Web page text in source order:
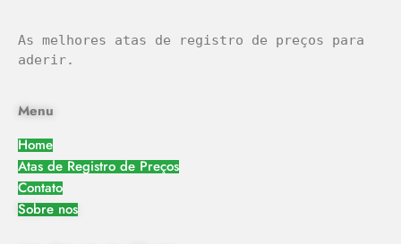
As melhores atas de registro de preços para
aderir.
Menu
Home
Atas de Registro de Preços
Contato
Sobre nos